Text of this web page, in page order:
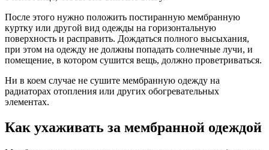
После этого нужно положить постиранную мембранную
куртку или другой вид одежды на горизонтальную
поверхность и расправить. Дождаться полного высыхания,
при этом на одежду не должны попадать солнечные лучи, и
помещение, в котором сушится вещь, должно проветриваться.
Ни в коем случае не сушите мембранную одежду на
радиаторах отопления или других обогревательных
элементах.
Как ухаживать за мембранной одеждой